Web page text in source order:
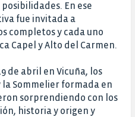
En ese
fue invitada a
completos y cada uno
Capel y Alto del Carmen.
de abril en Vicuña, los
la Sommelier formada en
sorprendiendo con los
historia y origen y